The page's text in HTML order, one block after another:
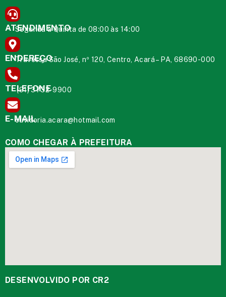
ATENDIMENTO
Segunda à Quinta de 08:00 às 14:00
ENDEREÇO
Travessa São José, nº 120, Centro, Acará – PA, 68690-000
TELEFONE
(91) 3732-9900
E-MAIL
ouvidoria.acara@hotmail.com
COMO CHEGAR À PREFEITURA
DESENVOLVIDO POR CR2